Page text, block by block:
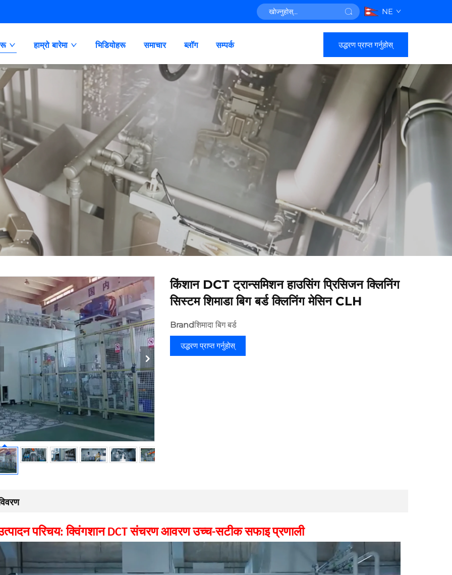
NE
हाम्रो बारेमा भिडियोहरू समाचार ब्लॉग सम्पर्क उद्धरण प्राप्त गर्नुहोस्
किंशान DCT ट्रान्समिशन हाउसिंग प्रिसिजन क्लिनिंग
सिस्टम शिमाडा बिग बर्ड क्लिनिंग मेसिन CLH
Brandशिमादा बिग बर्ड
उद्धरण प्राप्त गर्नुहोस्
परिचय:क्विंगशान DCT संचरण आवरण उच्च-सटीक सफाइ प्रणाली